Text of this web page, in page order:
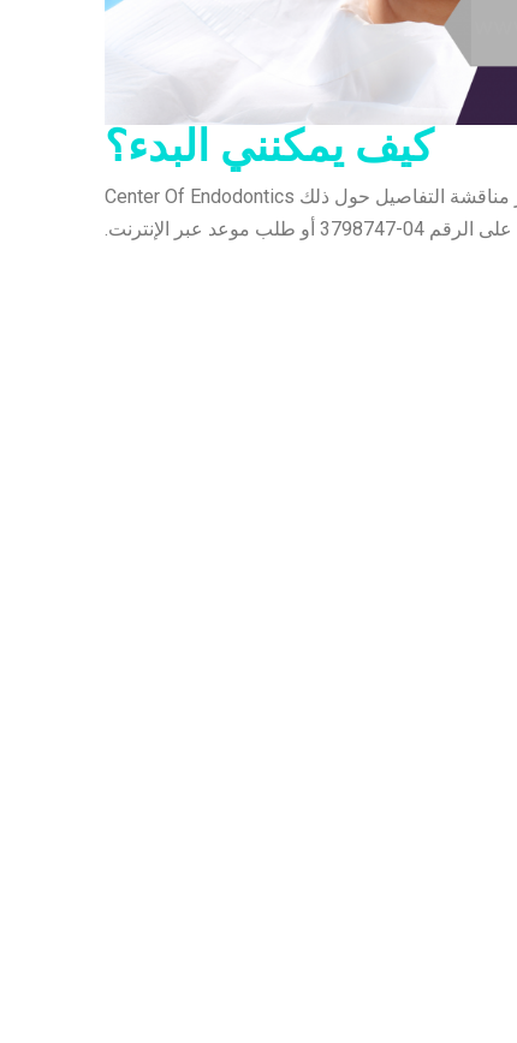
كيف يمكنني البدء؟
سيكون من دواعي سرور دكتور لافانيا/ دكتور سمير وموظفيهم في كوزموكير مناقشة التفاصيل حول ذلك Center Of Endodontics
عبر الإنترنت.